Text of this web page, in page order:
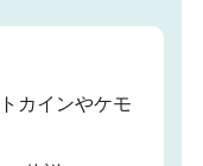
カインやケモ